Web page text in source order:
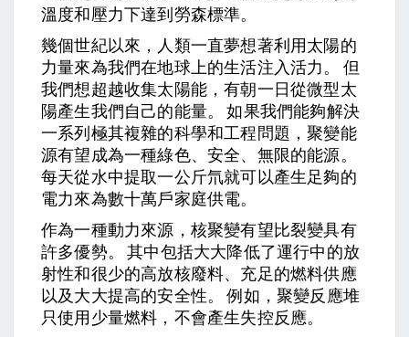
溫度和壓力下達到勞森標準。
幾個世紀以來，人類一直夢想著利用太陽的
力量來為我們在地球上的生活注入活力。 但
我們想超越收集太陽能，有朝一日從微型太
陽產生我們自己的能量。 如果我們能夠解決
一系列極其複雜的科學和工程問題，聚變能
源有望成為一種綠色、安全、無限的能源。
每天從水中提取一公斤氘就可以產生足夠的
電力來為數十萬戶家庭供電。
作為一種動力來源，核聚變有望比裂變具有
許多優勢。 其中包括大大降低了運行中的放
射性和很少的高放核廢料、充足的燃料供應
以及大大提高的安全性。 例如，聚變反應堆
只使用少量燃料，不會產生失控反應。